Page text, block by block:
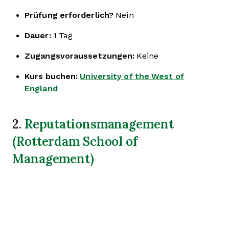
Prüfung erforderlich? Nein
Dauer:1 Tag
Zugangsvoraussetzungen: Keine
Kurs buchen: University of the West of
England
2. Reputationsmanagement
(Rotterdam School of
Management)